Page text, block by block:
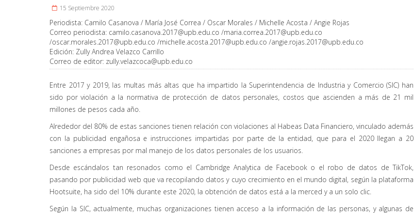
15 Septiembre 2020
Periodista: Camilo Casanova / María José Correa / Oscar Morales / Michelle Acosta / Angie Rojas
Correo periodista: camilo.casanova.2017@upb.edu.co /maria.correa.2017@upb.edu.co
/oscar.morales.2017@upb.edu.co /michelle.acosta.2017@upb.edu.co /angie.rojas.2017@upb.edu.co
Edición: Zully Andrea Velazco Carrillo
Correo de editor: zully.velazcoca@upb.edu.co
Entre 2017 y 2019, las multas más altas que ha impartido la Superintendencia de Industria y Comercio (SIC) han
sido por violación a la normativa de protección de datos personales, costos que ascienden a más de 21 mil
millones de pesos cada año.
Alrededor del 80% de estas sanciones tienen relación con violaciones al Habeas Data Financiero, vinculado además
con la publicidad engañosa e instrucciones impartidas por parte de la entidad, que para el 2020 llegan a 20
sanciones a empresas por mal manejo de los datos personales de los usuarios.
Desde escándalos tan resonados como el Cambridge Analytica de Facebook o el robo de datos de TikTok,
pasando por publicidad web que va recopilando datos y cuyo crecimiento en el mundo digital, según la plataforma
Hootsuite, ha sido del 10% durante este 2020, la obtención de datos está a la merced y a un solo clic.
Según la SIC, actualmente, muchas organizaciones tienen acceso a la información de las personas, y algunas de